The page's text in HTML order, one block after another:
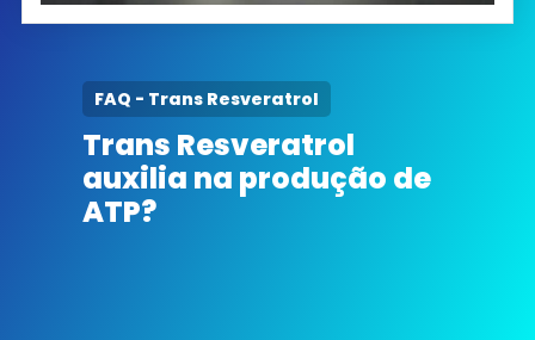
FAQ - Trans Resveratrol
Trans Resveratrol
auxilia na produção de
ATP?